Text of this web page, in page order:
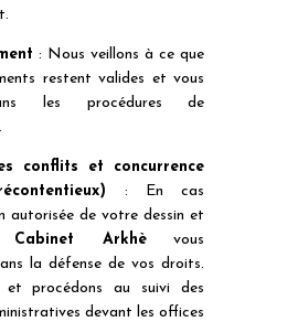
: Nous veillons à ce que
restent valides et vous
les procédures de
conflits et concurrence
: En cas
autorisée de votre dessin et
Cabinet Arkhèvous
la défense de vos droits.
et procédons au suivi des
devant les offices